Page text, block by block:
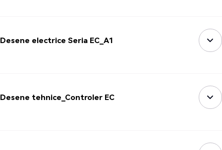
Desene electrice Seria EC_A1
Desene tehnice_Controler EC